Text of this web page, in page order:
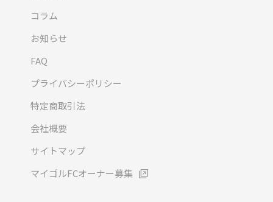
コラム
お知らせ
FAQ
プライバシーポリシー
特定商取引法
会社概要
サイトマップ
マイゴルFCオーナー募集